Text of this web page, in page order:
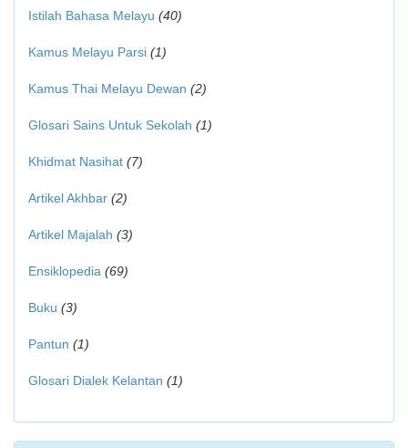
Istilah Bahasa Melayu (40)
Kamus Melayu Parsi (1)
Kamus Thai Melayu Dewan (2)
Glosari Sains Untuk Sekolah (1)
Khidmat Nasihat (7)
Artikel Akhbar (2)
Artikel Majalah (3)
Ensiklopedia (69)
Buku (3)
Pantun (1)
Glosari Dialek Kelantan (1)